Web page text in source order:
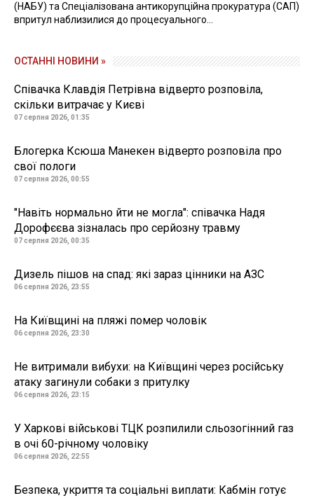
(НАБУ) та Спеціалізована антикорупційна прокуратура (САП)
впритул наблизилися до процесуального...
ОСТАННІ НОВИНИ »
Співачка Клавдія Петрівна відверто розповіла,
скільки витрачає у Києві
07 серпня 2026, 01:35
Блогерка Ксюша Манекен відверто розповіла про
свої пологи
07 серпня 2026, 00:55
"Навіть нормально йти не могла": співачка Надя
Дорофєєва зізналась про серйозну травму
07 серпня 2026, 00:35
Дизель пішов на спад: які зараз цінники на АЗС
06 серпня 2026, 23:55
На Київщині на пляжі помер чоловік
06 серпня 2026, 23:30
Не витримали вибухи: на Київщині через російську
атаку загинули собаки з притулку
06 серпня 2026, 23:15
У Харкові військові ТЦК розпилили сльозогінний газ
в очі 60-річному чоловіку
06 серпня 2026, 22:55
Безпека, укриття та соціальні виплати: Кабмін готує